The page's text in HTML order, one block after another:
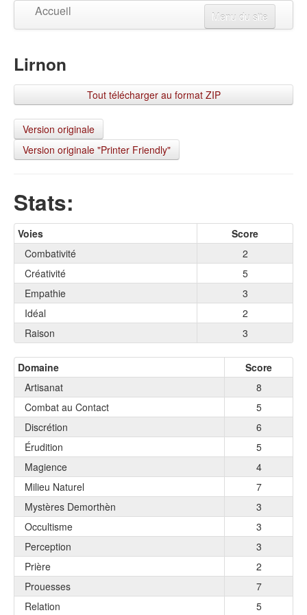
Menu du site
Accueil
Mises à jour
Visualiser un personnage
Changer la langue
Connexion
S'inscrire
Lirnon
Tout télécharger au format ZIP
Version originale
Version originale "Printer Friendly"
Stats:
Voies
Score
Combativité
2
Créativité
5
Empathie
3
Idéal
2
Raison
3
Domaine
Score
Artisanat
8
Combat au Contact
5
Discrétion
6
Érudition
5
Magience
4
Milieu Naturel
7
Mystères Demorthèn
3
Occultisme
3
Perception
3
Prière
2
Prouesses
7
Relation
5